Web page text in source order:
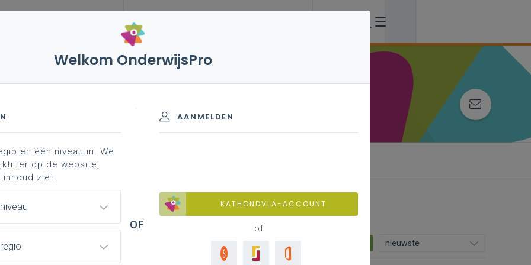
vakken en leerplannen 2de graad
- A-finaliteit
achtergrond
nieuwste
Welkom OnderwijsPro
AANMELDEN
KATHONDVLA-ACCOUNT
of
en één niveau in. We
op de website,
ziet.